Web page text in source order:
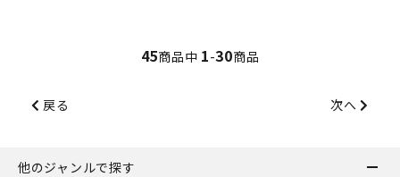
45商品中 1-30商品
戻る 次へ
他のジャンルで探す